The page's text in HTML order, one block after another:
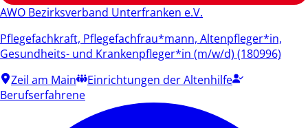
AWO Bezirksverband Unterfranken e.V.
Pflegefachkraft, Pflegefachfrau*mann, Altenpfleger*in,
Gesundheits- und Krankenpfleger*in (m/w/d) (180996)
Zeil am Main
Einrichtungen der Altenhilfe
Berufserfahrene